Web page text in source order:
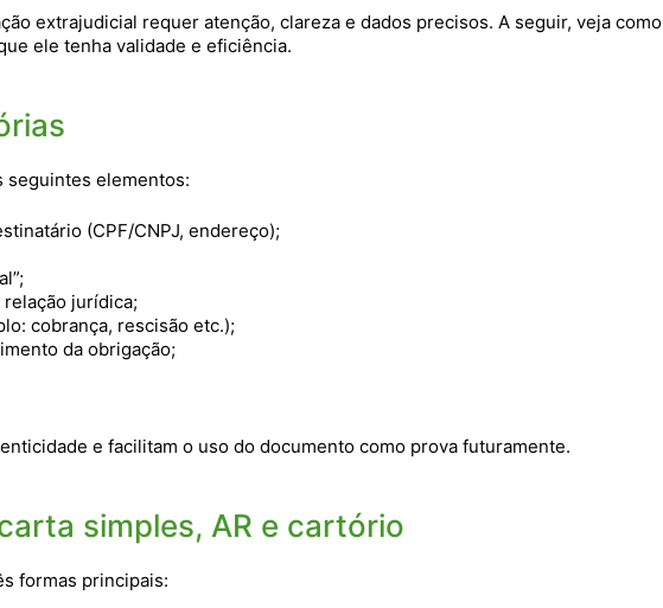
extrajudicial requer atenção, clareza e dados precisos. A seguir, veja como
ele tenha validade e eficiência.
seguintes elementos:
(CPF/CNPJ, endereço);
jurídica;
cobrança, rescisão etc.);
da obrigação;
e facilitam o uso do documento como prova futuramente.
simples, AR e cartório
formas principais: